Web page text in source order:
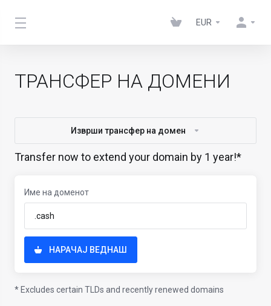
EUR
ТРАНСФЕР НА ДОМЕНИ
Изврши трансфер на домен
Transfer now to extend your domain by 1 year!*
Име на доменот
НАРАЧАЈ ВЕДНАШ
* Excludes certain TLDs and recently renewed domains